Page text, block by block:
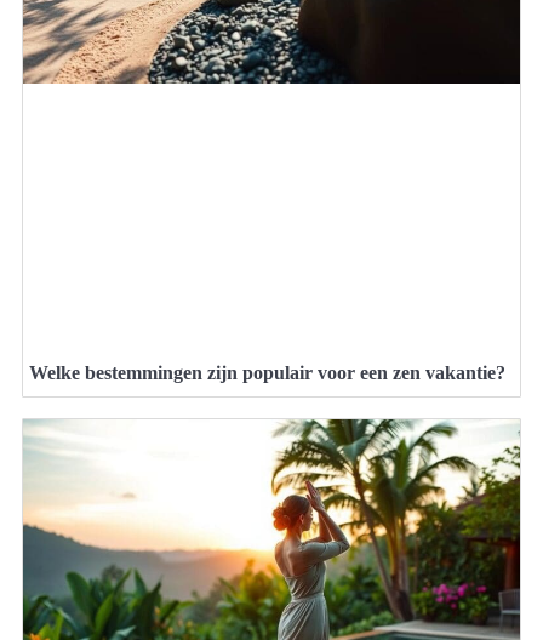
Welke bestemmingen zijn populair voor een zen vakantie?